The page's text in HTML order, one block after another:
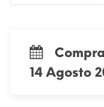
14 Agosto